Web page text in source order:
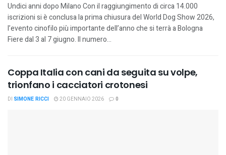
Undici anni dopo Milano Con il raggiungimento di circa 14.000
iscrizioni si è conclusa la prima chiusura del World Dog Show 2026,
l’evento cinofilo più importante dell’anno che si terrà a Bologna
Fiere dal 3 al 7 giugno. Il numero...
Coppa Italia con cani da seguita su volpe,
trionfano i cacciatori crotonesi
DI SIMONE RICCI 20 GENNAIO 2026 0